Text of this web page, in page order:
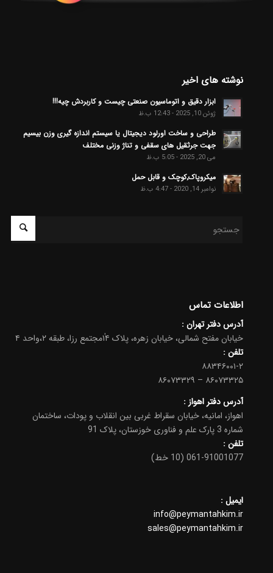
نوشته های اخیر
ابزار دقیق و اتوماسیون صنعتی چیست و کاربردش چیه!!!
ژوئن 10, 2025 - 12:43 ب.ظ
طراحی و ساخت اورلود دیجیتال یا سیستم اندازه گیری وزن بیسیم
جهت جرثقیل های سقفی و تناژ وزنی مختلف
می 20, 2025 - 5:05 ب.ظ
میکروپاک٬کوچک و قابل حمل
نوامبر 14, 2020 - 4:47 ب.ظ
اطلاعات تماس
آدرس دفتر تهران :
خیابان مفتح شمالی، خیابان زهره، پلاک ۱۴ٰمجتمع رزا، طبقه ۲،واحد ۴
تلفن :
۸۸۳۴۶۰۰۱-۲
۸۶۰۷۳۳۲۵ – ۸۶۰۷۳۳۲۹
آدرس دفتر اهواز :
اهواز، امانیه، خیابان سقراط غربی بین انقلاب و پودات، ساختمان
شماره 3 پارک علم و فناوری خوزستان، پلاک 91
تلفن:
061-91001077 (10 خط)
ایمیل :
info@peymantahkim.ir
sales@peymantahkim.ir